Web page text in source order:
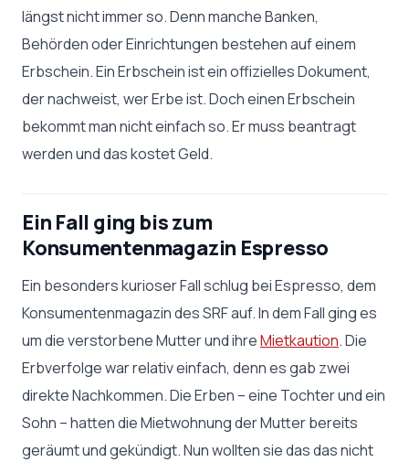
längst nicht immer so. Denn manche Banken,
Behörden oder Einrichtungen bestehen auf einem
Erbschein. Ein Erbschein ist ein offizielles Dokument,
der nachweist, wer Erbe ist. Doch einen Erbschein
bekommt man nicht einfach so. Er muss beantragt
werden und das kostet Geld.
Ein Fall ging bis zum
Konsumentenmagazin Espresso
Ein besonders kurioser Fall schlug bei Espresso, dem
Konsumentenmagazin des SRF auf. In dem Fall ging es
um die verstorbene Mutter und ihreMietkaution. Die
Erbverfolge war relativ einfach, denn es gab zwei
direkte Nachkommen. Die Erben – eine Tochter und ein
Sohn – hatten die Mietwohnung der Mutter bereits
geräumt und gekündigt. Nun wollten sie das das nicht